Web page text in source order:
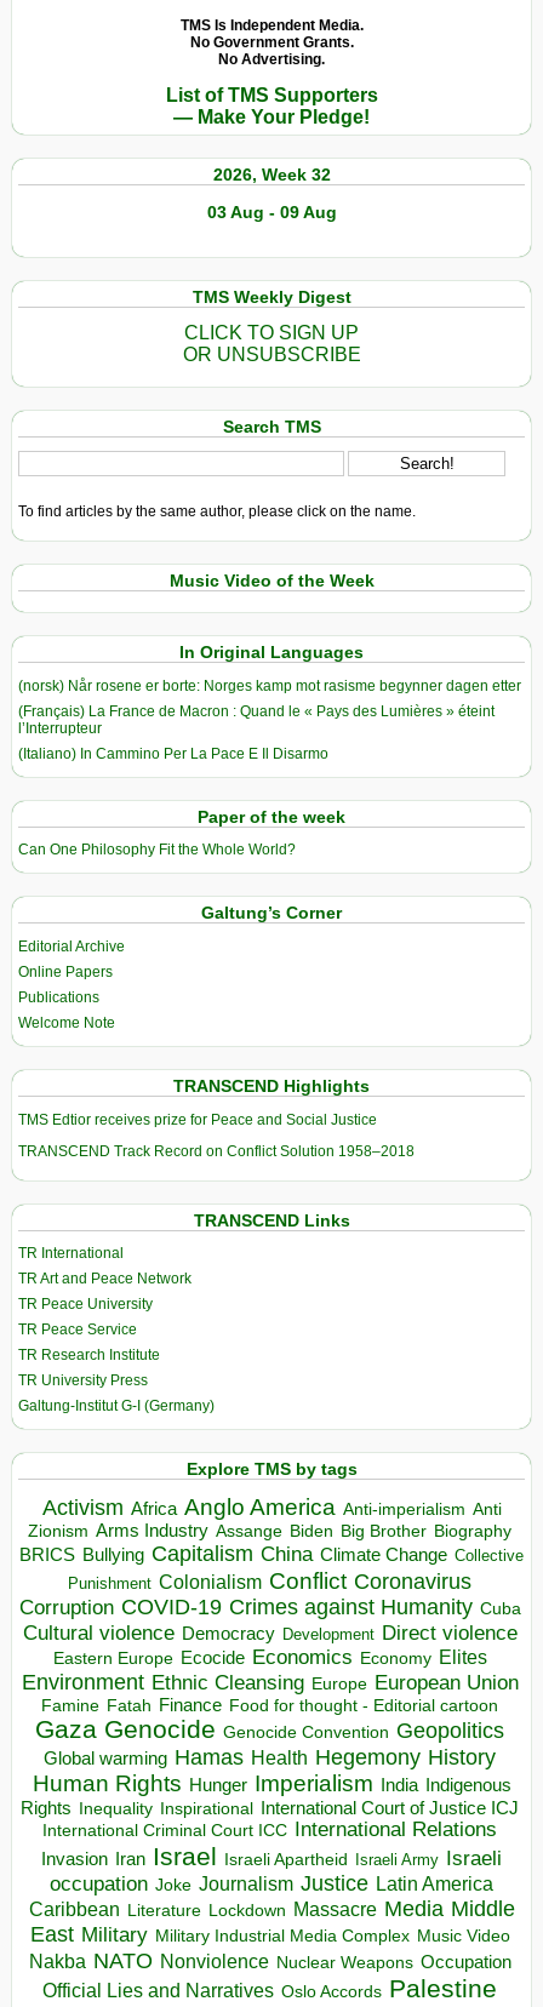
TMS Is Independent Media.
No Government Grants.
No Advertising.
List of TMS Supporters
— Make Your Pledge!
2026, Week 32
03 Aug - 09 Aug
TMS Weekly Digest
CLICK TO SIGN UP
OR UNSUBSCRIBE
Search TMS
To find articles by the same author, please click on the name.
Music Video of the Week
In Original Languages
(norsk) Når rosene er borte: Norges kamp mot rasisme begynner dagen etter
(Français) La France de Macron : Quand le « Pays des Lumières » éteint
l’Interrupteur
(Italiano) In Cammino Per La Pace E Il Disarmo
Paper of the week
Can One Philosophy Fit the Whole World?
Galtung’s Corner
Editorial Archive
Online Papers
Publications
Welcome Note
TRANSCEND Highlights
TMS Edtior receives prize for Peace and Social Justice
TRANSCEND Track Record on Conflict Solution 1958–2018
TRANSCEND Links
TR International
TR Art and Peace Network
TR Peace University
TR Peace Service
TR Research Institute
TR University Press
Galtung-Institut G-I (Germany)
Explore TMS by tags
Activism Africa Anglo America Anti-imperialism Anti
Zionism Arms Industry Assange Biden Big Brother Biography
BRICS Bullying Capitalism China Climate Change Collective
Punishment Colonialism Conflict Coronavirus
Corruption COVID-19 Crimes against Humanity Cuba
Cultural violence Democracy Development Direct violence
Eastern Europe Ecocide Economics Economy Elites
Environment Ethnic Cleansing Europe European Union
Famine Fatah Finance Food for thought - Editorial cartoon
Gaza Genocide Genocide Convention Geopolitics
Global warming Hamas Health Hegemony History
Human Rights Hunger Imperialism India Indigenous
Rights
Inequality Inspirational
International Court of Justice ICJ
International Criminal Court ICC International Relations
Invasion Iran Israel Israeli Apartheid Israeli Army Israeli
occupation Joke Journalism Justice Latin America
Caribbean Literature Lockdown Massacre Media Middle
East Military Military Industrial Media Complex Music Video
Nakba NATO Nonviolence Nuclear Weapons Occupation
Official Lies and Narratives Oslo Accords Palestine